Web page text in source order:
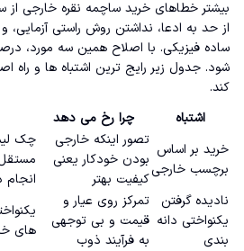
بیشتر خطاهای خرید ساچمه نقره خارجی
از حد به ادعا، نداشتن روش راستی آزمایی،
ساده فیزیکی. با اصلاح همین سه مورد،
شود. جدول زیر رایج ترین اشتباه ها و راه
کند.
اشتباه
چرا رخ می دهد
خرید بر اساس
برچسب خارجی
تصور اینکه خارجی
بودن خودکار یعنی
کیفیت بهتر
چک
انجام
نادیده گرفتن
یکنواختی دانه
بندی
تمرکز روی عیار و
قیمت و بی توجهی
به فرآیند ذوب
های